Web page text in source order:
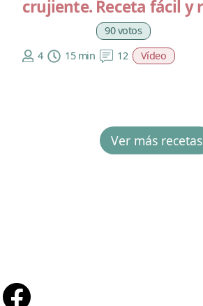
crujiente. Receta fácil y
90 votos
4
15 min 12 Vídeo
Ver más recetas